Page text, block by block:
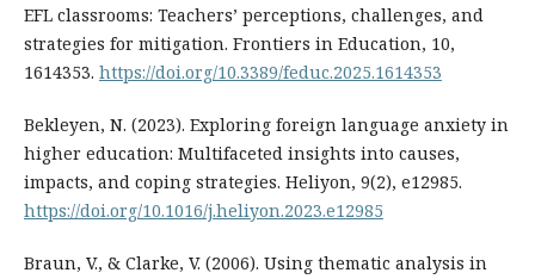
EFL classrooms: Teachers’ perceptions, challenges, and
strategies for mitigation. Frontiers in Education, 10,
1614353. https://doi.org/10.3389/feduc.2025.1614353
Bekleyen, N. (2023). Exploring foreign language anxiety in
higher education: Multifaceted insights into causes,
impacts, and coping strategies. Heliyon, 9(2), e12985.
https://doi.org/10.1016/j.heliyon.2023.e12985
Braun, V., & Clarke, V. (2006). Using thematic analysis in